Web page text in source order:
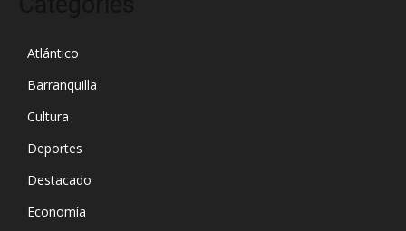
Atlántico
Barranquilla
Cultura
Deportes
Destacado
Economía